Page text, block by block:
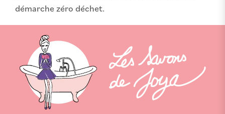
démarche zéro déchet.